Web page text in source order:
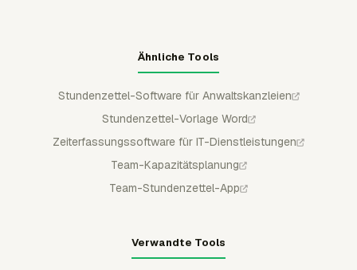
Ähnliche Tools
Stundenzettel-Software für Anwaltskanzleien
Stundenzettel-Vorlage Word
Zeiterfassungssoftware für IT-Dienstleistungen
Team-Kapazitätsplanung
Team-Stundenzettel-App
Verwandte Tools